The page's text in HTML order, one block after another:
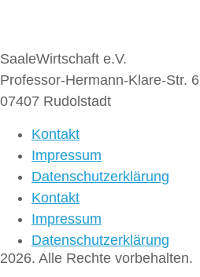
SaaleWirtschaft e.V.
Professor-Hermann-Klare-Str. 6
07407 Rudolstadt
Kontakt
Impressum
Datenschutzerklärung
Kontakt
Impressum
Datenschutzerklärung
2026. Alle Rechte vorbehalten.